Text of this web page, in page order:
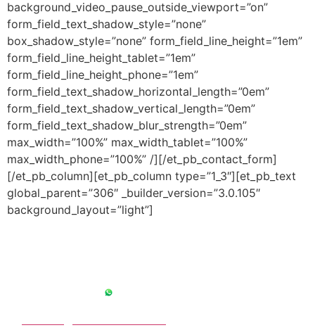
background_video_pause_outside_viewport=”on”
form_field_text_shadow_style=”none”
box_shadow_style=”none” form_field_line_height=”1em”
form_field_line_height_tablet=”1em”
form_field_line_height_phone=”1em”
form_field_text_shadow_horizontal_length=”0em”
form_field_text_shadow_vertical_length=”0em”
form_field_text_shadow_blur_strength=”0em”
max_width=”100%” max_width_tablet=”100%”
max_width_phone=”100%” /][/et_pb_contact_form]
[/et_pb_column][et_pb_column type=”1_3″][et_pb_text
global_parent=”306″ _builder_version=”3.0.105″
background_layout=”light”]